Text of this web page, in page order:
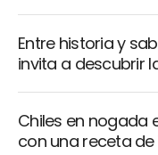
Entre historia y
invita a descubrir
Chiles en nogada
con una receta de